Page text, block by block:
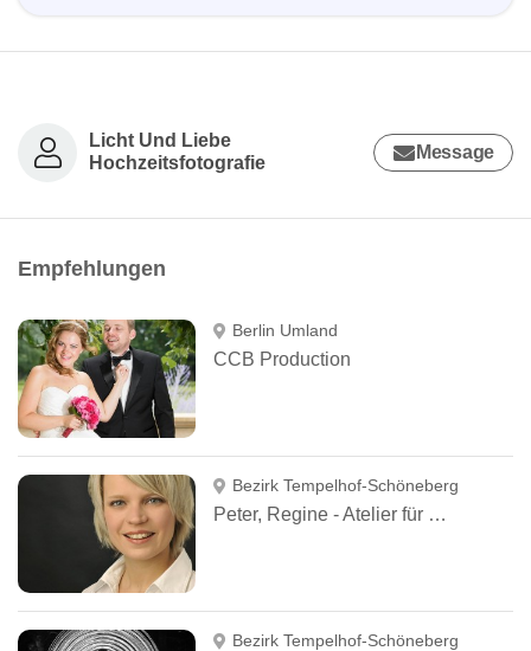
Licht Und Liebe
Hochzeitsfotografie
Message
Empfehlungen
Berlin Umland
CCB Production
Bezirk Tempelhof-Schöneberg
Peter, Regine - Atelier für Fotografie
Bezirk Tempelhof-Schöneberg